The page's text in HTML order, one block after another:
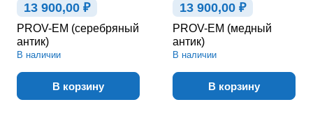
13 900,00 ₽
PROV-EM (серебряный
антик)
В наличии
В корзину
13 900,00 ₽
PROV-EM (медный
антик)
В наличии
В корзину